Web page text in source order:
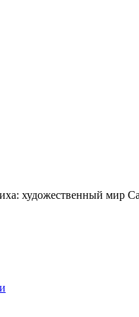
художественный мир